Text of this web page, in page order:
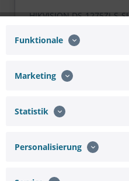
HIKVISION DS-1275ZJ-
Funktionale
Marketing
Statistik
Personalisierung